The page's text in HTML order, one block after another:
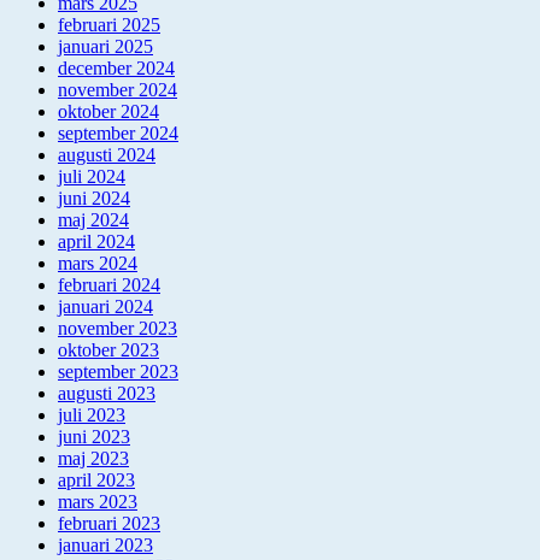
februari 2025
januari 2025
december 2024
november 2024
oktober 2024
september 2024
augusti 2024
juli 2024
juni 2024
maj 2024
april 2024
mars 2024
februari 2024
januari 2024
november 2023
oktober 2023
september 2023
augusti 2023
juli 2023
juni 2023
maj 2023
april 2023
mars 2023
februari 2023
januari 2023